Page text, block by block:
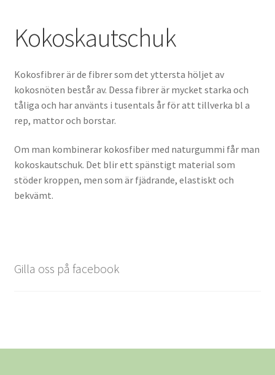
Kundvagn
Logout
Mitt kundkonto
Produkter
Checkout
Våra material
Kokoskautschuk
Kokosfibrer är de fibrer som det yttersta höljet av
kokosnöten består av. Dessa fibrer är mycket starka och
tåliga och har använts i tusentals år för att tillverka bl a
rep, mattor och borstar.
Om man kombinerar kokosfiber med naturgummi får man
kokoskautschuk. Det blir ett spänstigt material som
stöder kroppen, men som är fjädrande, elastiskt och
bekvämt.
Gilla oss på facebook